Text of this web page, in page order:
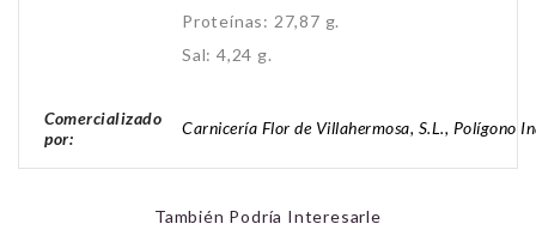
Proteínas: 27,87 g.
Sal: 4,24 g.
Comercializado
por:
Carnicería Flor de Villahermosa, S.L., Polígono
También Podría Interesarle